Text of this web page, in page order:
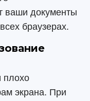
ваши документы
браузерах.
плохо
экрана. При